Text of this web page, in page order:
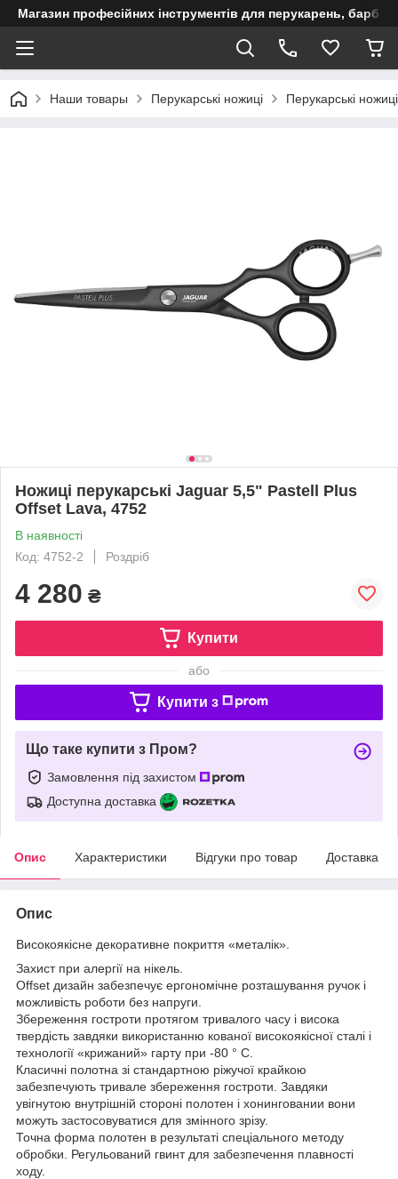
Магазин професійних інструментів для перукарень,
Наши товары Перукарські ножиці Перукарські
Ножиці перукарські Jaguar 5,5" Pastell Plus
Offset Lava, 4752
В наявності
Код: 4752-2
Роздріб
4 280 ₴
Купити
або
Купити з
Що таке купити з Пром?
Замовлення під захистом
Доступна доставка
Опис Характеристики Відгуки про товар Доставка
Опис
Високоякісне декоративне покриття «металік».
Захист при алергії на нікель.
Offset дизайн забезпечує ергономічне розташування ручок і
можливість роботи без напруги.
Збереження гостроти протягом тривалого часу і висока
твердість завдяки використанню кованої високоякісної сталі і
технології «крижаний» гарту при -80 ° C.
Класичні полотна зі стандартною ріжучої крайкою
забезпечують тривале збереження гостроти. Завдяки
увігнутою внутрішній стороні полотен і хонинговании вони
можуть застосовуватися для змінного зрізу.
Точна форма полотен в результаті спеціального методу
обробки. Регульований гвинт для забезпечення плавності
ходу.